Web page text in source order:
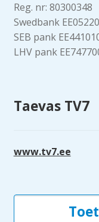
Reg. nr: 80300348
Swedbank
SEB pank
LHV pank
Taevas TV7
www.tv7.ee